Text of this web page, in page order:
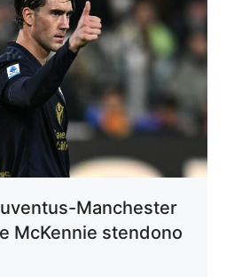
Manchester
McKennie stendono